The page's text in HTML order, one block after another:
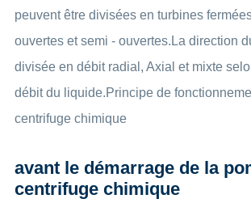
peuvent être divisées en turbines
ouvertes et semi - ouvertes.La direction
divisée en débit radial, Axial et mixte
débit du liquide.Principe de
centrifuge chimique
avant le démarrage de la
centrifuge chimique